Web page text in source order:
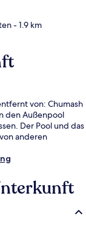
- 1.9 km
von: Chumash
den Außenpool
Der Pool und das
anderen